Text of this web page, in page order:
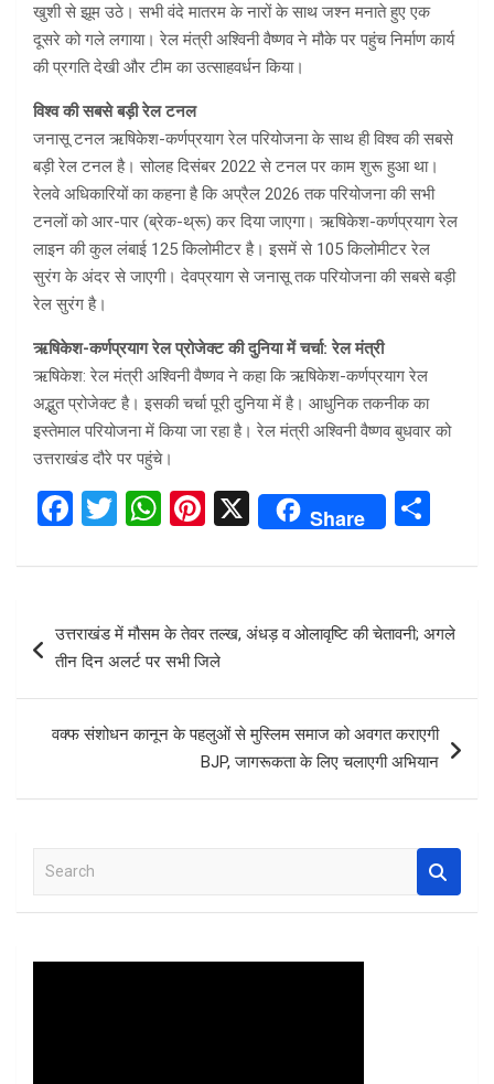
खुशी से झूम उठे। सभी वंदे मातरम के नारों के साथ जश्न मनाते हुए एक
दूसरे को गले लगाया। रेल मंत्री अश्विनी वैष्णव ने मौके पर पहुंच निर्माण कार्य
की प्रगति देखी और टीम का उत्साहवर्धन किया।
विश्व की सबसे बड़ी रेल टनल
जनासू टनल ऋषिकेश-कर्णप्रयाग रेल परियोजना के साथ ही विश्व की सबसे
बड़ी रेल टनल है। सोलह दिसंबर 2022 से टनल पर काम शुरू हुआ था।
रेलवे अधिकारियों का कहना है कि अप्रैल 2026 तक परियोजना की सभी
टनलों को आर-पार (ब्रेक-थ्रू) कर दिया जाएगा। ऋषिकेश-कर्णप्रयाग रेल
लाइन की कुल लंबाई 125 किलोमीटर है। इसमें से 105 किलोमीटर रेल
सुरंग के अंदर से जाएगी। देवप्रयाग से जनासू तक परियोजना की सबसे बड़ी
रेल सुरंग है।
ऋषिकेश-कर्णप्रयाग रेल प्रोजेक्ट की दुनिया में चर्चा: रेल मंत्री
ऋषिकेश: रेल मंत्री अश्विनी वैष्णव ने कहा कि ऋषिकेश-कर्णप्रयाग रेल
अद्भुत प्रोजेक्ट है। इसकी चर्चा पूरी दुनिया में है। आधुनिक तकनीक का
इस्तेमाल परियोजना में किया जा रहा है। रेल मंत्री अश्विनी वैष्णव बुधवार को
उत्तराखंड दौरे पर पहुंचे।
F
ce
o
k
T
tt
er
W
at
s
A
p
Pi
er
t
X Share
ar
navigation
उत्तराखंड में मौसम के तेवर तल्ख, अंधड़ व ओलावृष्टि की चेतावनी; अगले
तीन दिन अलर्ट पर सभी जिले
वक्फ संशोधन कानून के पहलुओं से मुस्लिम समाज को अवगत कराएगी
BJP, जागरूकता के लिए चलाएगी अभियान
a